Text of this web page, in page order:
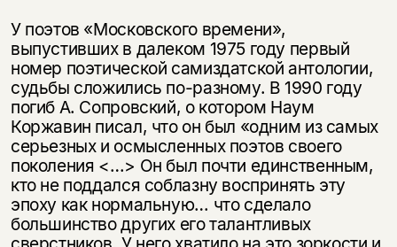
У поэтов «Московского времени»,
выпустивших в далеком 1975 году первый
номер поэтической самиздатской антологии,
судьбы сложились по-разному. В 1990 году
погиб А. Сопровский, о котором Наум
Коржавин писал, что он был «одним из самых
серьезных и осмысленных поэтов своего
поколения <…> Он был почти единственным,
кто не поддался соблазну воспринять эту
эпоху как нормальную… что сделало
большинство других его талантливых